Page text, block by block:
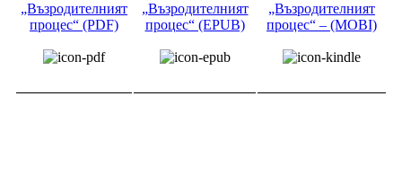
„Възродителният
процес“ (PDF)
„Възродителният
процес“ (EPUB)
„Възродителният
процес“ – (MOBI)